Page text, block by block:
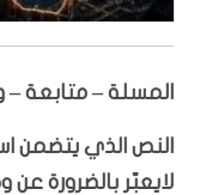
المسلة – متابعة –
النص الذي يتضمن
لايعبّر بالضرورة